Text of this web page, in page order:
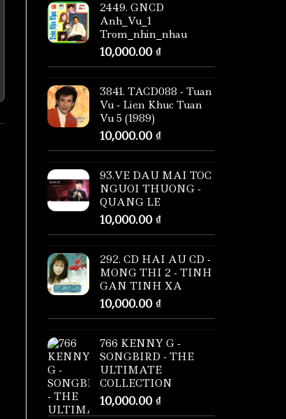
2449. GNCD
Anh_Vu_1
Trom_nhin_nhau
10,000.00 ₫
3841. TACD088 - Tuan
Vu - Lien Khuc Tuan
Vu 5 (1989)
10,000.00 ₫
93.VE DAU MAI TOC
NGUOI THUONG -
QUANG LE
10,000.00 ₫
292. CD HAI AU CD -
MONG THI 2 - TINH
GAN TINH XA
10,000.00 ₫
766 KENNY G -
SONGBIRD - THE
ULTIMATE
COLLECTION
10,000.00 ₫